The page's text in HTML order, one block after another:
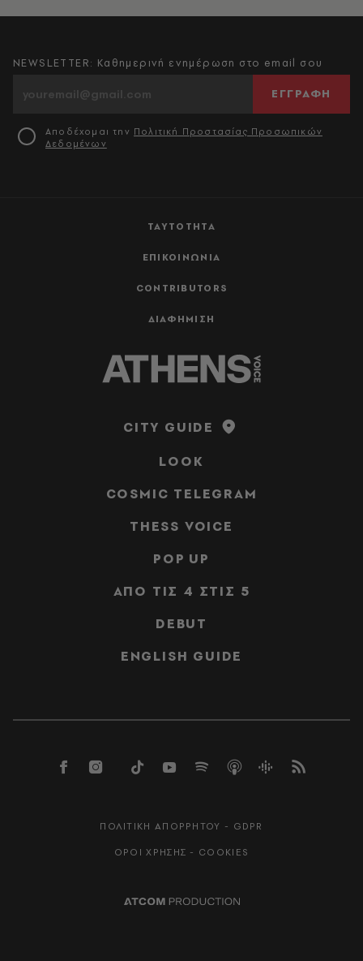
ΤΑΥΤΟΤΗΤΑ
ΕΠΙΚΟΙΝΩΝΙΑ
CONTRIBUTORS
ΔΙΑΦΗΜΙΣΗ
NEWSLETTER: Καθημερινή ενημέρωση στο email σου
ΕΓΓΡΑΦΗ
Αποδέχομαι την Πολιτική Προστασίας Προσωπικών
Δεδομένων
CITY GUIDE
LOOK
COSMIC TELEGRAM
THESS VOICE
POP UP
ΑΠΟ ΤΙΣ 4 ΣΤΙΣ 5
DEBUT
ENGLISH GUIDE
ΠΟΛΙΤΙΚΗ ΑΠΟΡΡΗΤΟΥ - GDPR
ΟΡΟΙ ΧΡΗΣΗΣ - COOKIES